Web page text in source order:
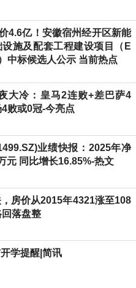
4.6亿！安徽宿州经开区新能
施及配套工程建设项目（E
中标候选人公示 当前热点
大冷：皇马2连败+差巴萨4
败或0冠-今亮点
业绩快报：2025年净
元 同比增长16.85%-热文
房价从2015年4321涨至108
落盘整
学提醒|简讯